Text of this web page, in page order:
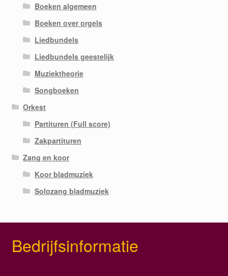
Boeken algemeen
Boeken over orgels
Liedbundels
Liedbundels geestelijk
Muziektheorie
Songboeken
Orkest
Partituren (Full score)
Zakpartituren
Zang en koor
Koor bladmuziek
Solozang bladmuziek
Bedrijfsinformatie